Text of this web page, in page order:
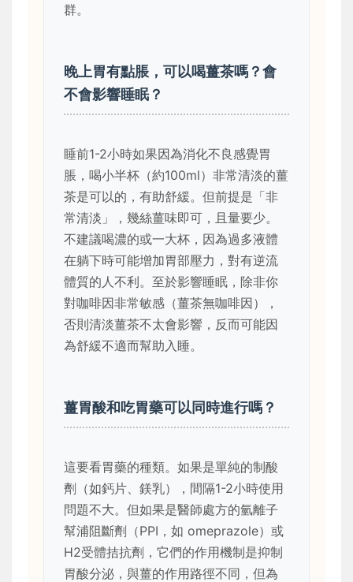
群。
晚上胃有點脹，可以喝薑茶嗎？會
不會影響睡眠？
睡前1-2小時如果因為消化不良感覺胃
脹，喝小半杯（約100ml）非常清淡的薑
茶是可以的，有助舒緩。但前提是「非
常清淡」，幾絲薑味即可，且量要少。
不建議喝濃的或一大杯，因為過多液體
在躺下時可能增加胃部壓力，對有逆流
體質的人不利。至於影響睡眠，除非你
對咖啡因非常敏感（薑茶無咖啡因），
否則清淡薑茶不太會影響，反而可能因
為舒緩不適而幫助入睡。
薑胃酸和吃胃藥可以同時進行嗎？
這要看胃藥的種類。如果是單純的制酸
劑（如鈣片、鎂乳），間隔1-2小時使用
問題不大。但如果是醫師處方的氫離子
幫浦阻斷劑（PPI，如 omeprazole）或
H2受體拮抗劑，它們的作用機制是抑制
胃酸分泌，與薑的作用路徑不同，但為